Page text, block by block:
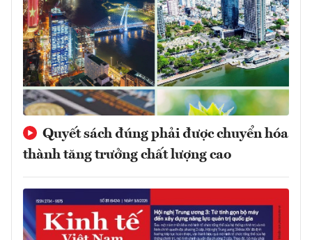
Quyết sách đúng phải được chuyển hóa
thành tăng trưởng chất lượng cao